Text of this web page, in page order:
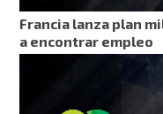
Francia lanza plan
a encontrar empleo